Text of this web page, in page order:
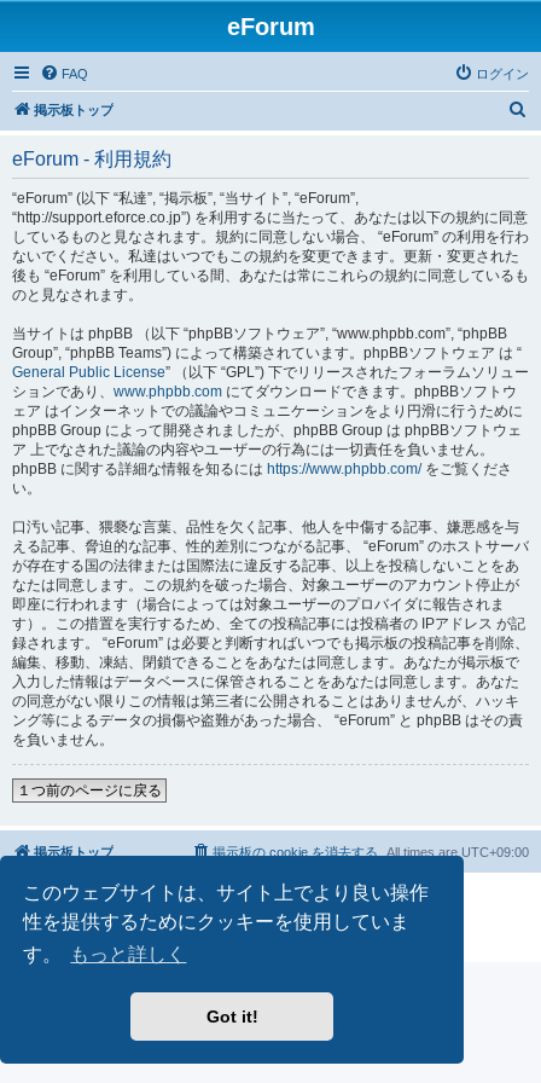
このウェブサイトは、サイト上でより良い操作
性を提供するためにクッキーを使用していま
す。
もっと詳しく
Got it!
eForum
FAQ ログイン
掲示板トップ
eForum - 利用規約
“eForum” (以下 “私達”, “掲示板”, “当サイト”, “eForum”,
“http://support.eforce.co.jp”) を利用するに当たって、あなたは以下の規約に同意
しているものと見なされます。規約に同意しない場合、 “eForum” の利用を行わ
ないでください。私達はいつでもこの規約を変更できます。更新・変更された
後も “eForum” を利用している間、あなたは常にこれらの規約に同意しているも
のと見なされます。
当サイトは phpBB （以下 “phpBBソフトウェア”, “www.phpbb.com”, “phpBB
Group”, “phpBB Teams”) によって構築されています。phpBBソフトウェア は “
General Public License” （以下 “GPL”) 下でリリースされたフォーラムソリュー
ションであり、 www.phpbb.com にてダウンロードできます。phpBBソフトウ
ェア はインターネットでの議論やコミュニケーションをより円滑に行うために
phpBB Group によって開発されましたが、phpBB Group は phpBBソフトウェ
ア 上でなされた議論の内容やユーザーの行為には一切責任を負いません。
phpBB に関する詳細な情報を知るには https://www.phpbb.com/をご覧くださ
い。
口汚い記事、猥褻な言葉、品性を欠く記事、他人を中傷する記事、嫌悪感を与
える記事、脅迫的な記事、性的差別につながる記事、 “eForum” のホストサーバ
が存在する国の法律または国際法に違反する記事、以上を投稿しないことをあ
なたは同意します。この規約を破った場合、対象ユーザーのアカウント停止が
即座に行われます（場合によっては対象ユーザーのプロバイダに報告されま
す）。この措置を実行するため、全ての投稿記事には投稿者の IPアドレス が記
録されます。 “eForum” は必要と判断すればいつでも掲示板の投稿記事を削除、
編集、移動、凍結、閉鎖できることをあなたは同意します。あなたが掲示板で
入力した情報はデータベースに保管されることをあなたは同意します。あなた
の同意がない限りこの情報は第三者に公開されることはありませんが、ハッキ
ング等によるデータの損傷や盗難があった場合、 “eForum” と phpBB はその責
を負いません。
１つ前のページに戻る
掲示板トップ All times are UTC+09:00
掲示板の cookie を消去する
Powered byphpBB® Forum Software © phpBB Limited
Japanese translation principally by ocean